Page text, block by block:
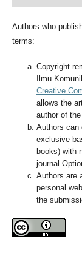
Authors who
terms:
Copyright
Ilmu
Creative
allows the
author of
Authors can
exclusive
books) with
journal
Authors are
personal
the